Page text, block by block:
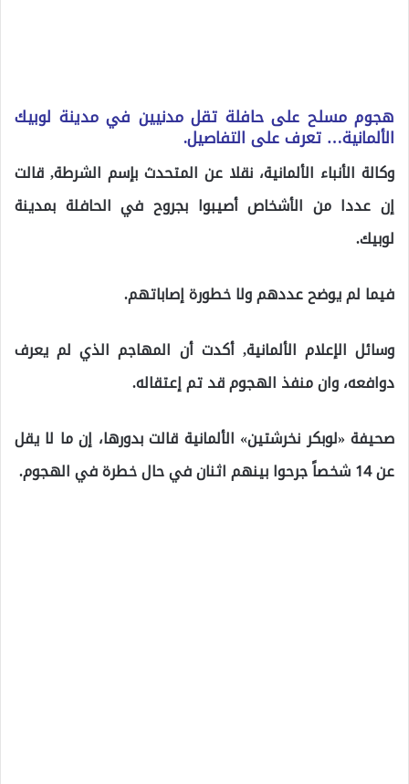
هجوم مسلح على حافلة تقل مدنيين في مدينة لوبيك
الألمانية… تعرف على التفاصيل.
وكالة الأنباء الألمانية، نقلا عن المتحدث بإسم الشرطة, قالت
إن عددا من الأشخاص أصيبوا بجروح في الحافلة بمدينة
لوبيك.
فيما لم يوضح عددهم ولا خطورة إصاباتهم.
وسائل الإعلام الألمانية, أكدت أن المهاجم الذي لم يعرف
دوافعه، وان منفذ الهجوم قد تم إعتقاله.
صحيفة «لوبكر نخرشتين» الألمانية قالت بدورها، إن ما لا يقل
عن 14 شخصاً جرحوا بينهم اثنان في حال خطرة في الهجوم.